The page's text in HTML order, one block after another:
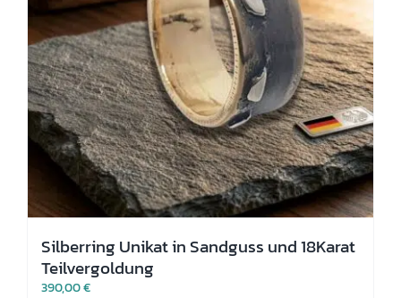
Silberring Unikat in Sandguss und 18Karat
Teilvergoldung
390,00€